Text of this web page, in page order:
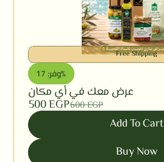
Free Shipping
وفر: 17%
عرض معك في أي مكان
600EGP
500EGP
Add To Cart
Buy Now